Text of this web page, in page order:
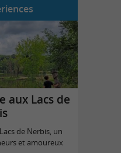
aux Lacs de
de Nerbis, un
et amoureux